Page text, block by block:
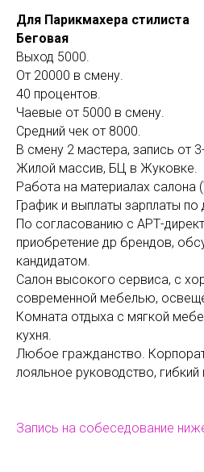
Для Парикмахера стилиста
Беговая
Выход 5000.
От 20000 в смену.
40 процентов.
Чаевые от 5000 в смену.
Средний чек от 8000.
В смену 2 мастера, запись от
Жилой массив, БЦ в Жуковке.
Работа на материалах салона
График и выплаты зарплаты по
По согласованию с АРТ-
приобретение др брендов,
кандидатом.
Салон высокого сервиса, с
современной мебелью,
Комната отдыха с мягкой
кухня.
Любое гражданство.
лояльное руководство, гибкий
Запись на собеседование